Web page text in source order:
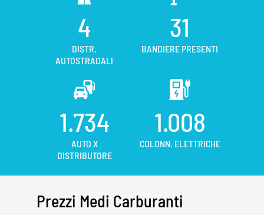
4
DISTR.
AUTOSTRADALI
31
BANDIERE PRESENTI
1.734
AUTO X
DISTRIBUTORE
1.008
COLONN. ELETTRICHE
Prezzi Medi Carburanti